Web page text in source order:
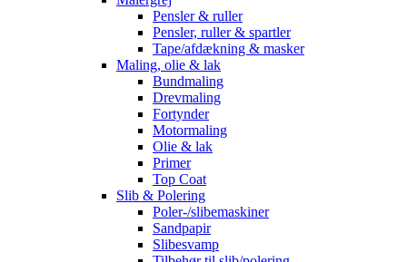
Pensler & ruller
Pensler, ruller & spartler
Tape/afdækning & masker
Maling, olie & lak
Bundmaling
Drevmaling
Fortynder
Motormaling
Olie & lak
Primer
Top Coat
Slib & Polering
Poler-/slibemaskiner
Sandpapir
Slibesvamp